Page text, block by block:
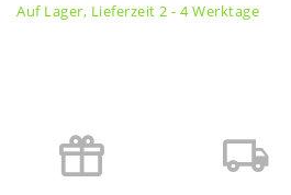
Auf Lager, Lieferzeit 2 - 4 Werktage